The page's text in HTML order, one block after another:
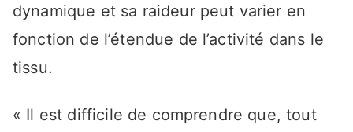
dynamique et sa raideur peut varier en
fonction de l’étendue de l’activité dans le
tissu.
« Il est difficile de comprendre que, tout